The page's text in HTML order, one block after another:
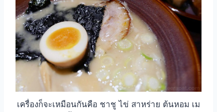
เครื่องก็จะเหมือนกันคือ ชาชู ไข่ สาหร่าย ต้นหอม เม